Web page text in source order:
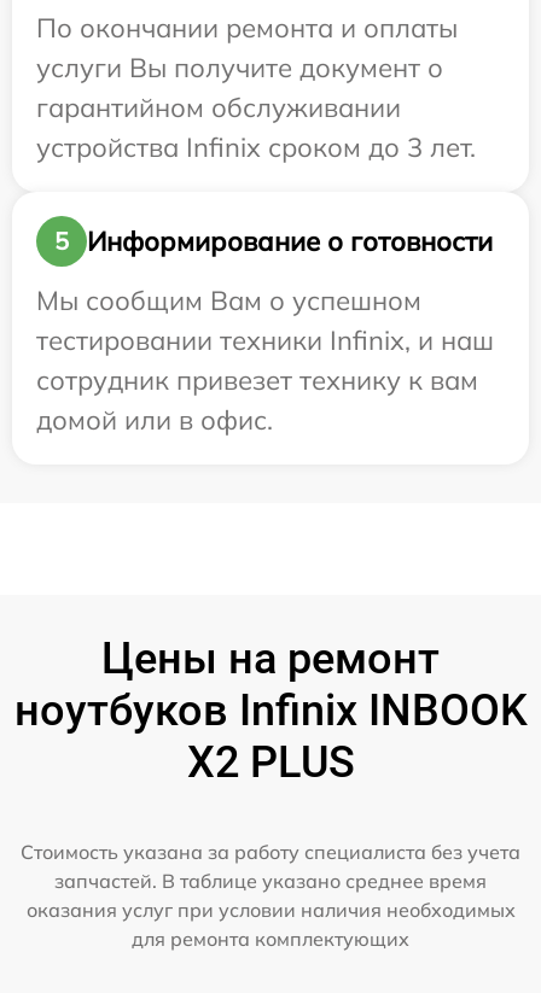
По окончании ремонта и оплаты
услуги Вы получите документ о
гарантийном обслуживании
устройства Infinix сроком до 3 лет.
5
Информирование о готовности
Мы сообщим Вам о успешном
тестировании техники Infinix, и наш
сотрудник привезет технику к вам
домой или в офис.
Цены на ремонт
ноутбуков Infinix INBOOK
X2 PLUS
Стоимость указана за работу специалиста без учета
запчастей. В таблице указано среднее время
оказания услуг при условии наличия необходимых
для ремонта комплектующих